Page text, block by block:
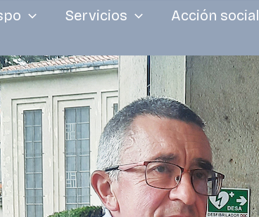
Servicios Acción social